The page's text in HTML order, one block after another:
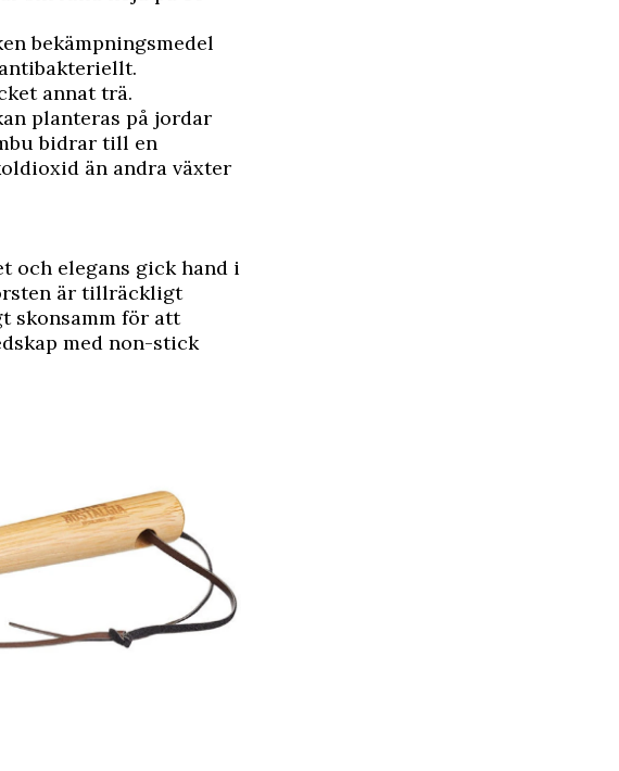
bekämpningsmedel
annat trä.
planteras på jordar
bidrar till en
än andra växter
och elegans gick hand i
är tillräckligt
skonsamm för att
med non-stick